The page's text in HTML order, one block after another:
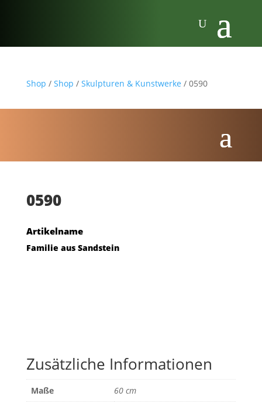
Shop / Shop / Skulpturen & Kunstwerke / 0590
0590
Artikelname
Familie aus Sandstein
Zusätzliche Informationen
Maße 60 cm